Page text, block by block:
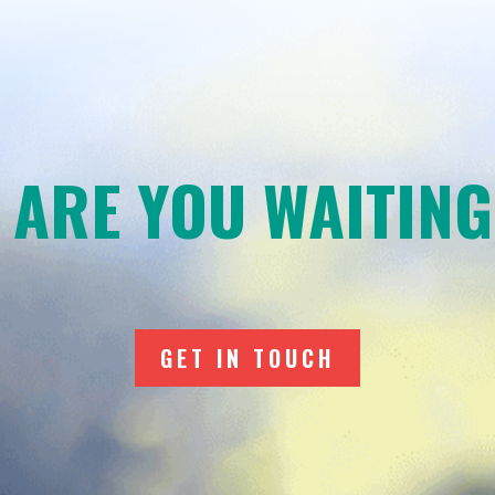
YOU
GET IN TOUCH